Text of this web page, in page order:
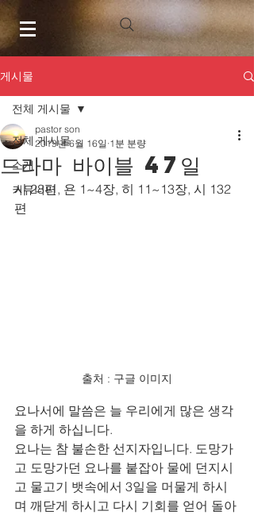
게시물
전체 게시물
소개
커뮤니티
전체 게시물
드라마 바이블 47일
pastor son
2019년 6월 16일 1분 분량
시 28편, 욘 1~4장, 히 11~13장, 시 132
편
출처 : 구글 이미지
요나서에 말씀은 늘 우리에게 많은 생각
을 하게 하십니다.
요나는 참 불손한 선지자입니다. 도망가
고 도망가던 요나를 붙잡아 물에 던지시
고 물고기 뱃속에서 3일을 머물게 하시
며 깨닫게 하시고 다시 기회를 얻어 돌아